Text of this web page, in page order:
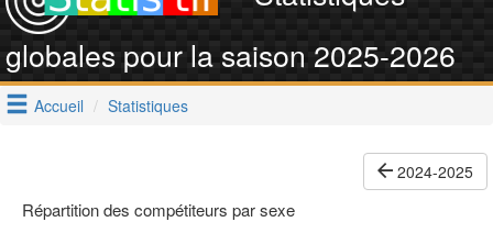
globales pour la saison 2025-2026
Accueil Statistiques
2024-2025
Répartition des compétiteurs par sexe